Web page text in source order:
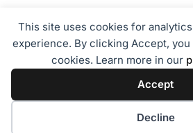
This site uses cookies for
experience. By clicking Accept,
cookies. Learn more in our
Accept
Decline
Tentang Kami Redaksi Disclaimer
Pedoman Media